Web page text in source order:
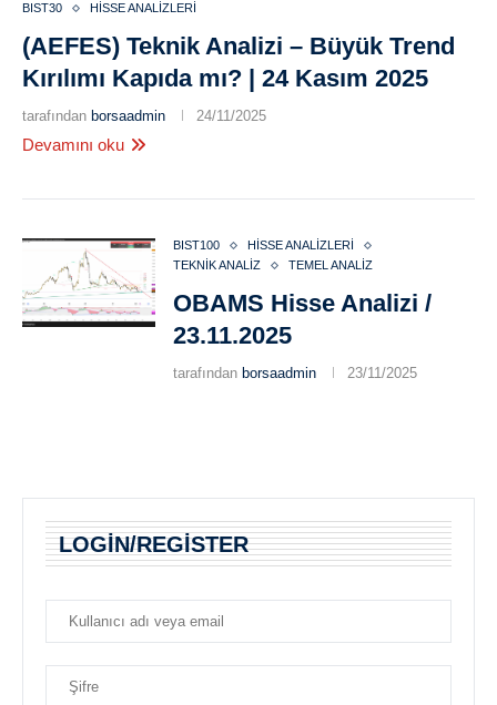
BIST30 HISSE ANALIZLERI
(AEFES) Teknik Analizi – Büyük Trend
Kırılımı Kapıda mı? | 24 Kasım 2025
tarafından borsaadmin 24/11/2025
Devamını oku
BIST100
HISSE ANALIZLERI
TEKNIK ANALIZ
TEMEL ANALIZ
OBAMS Hisse Analizi /
23.11.2025
tarafından borsaadmin 23/11/2025
LOGIN/REGISTER